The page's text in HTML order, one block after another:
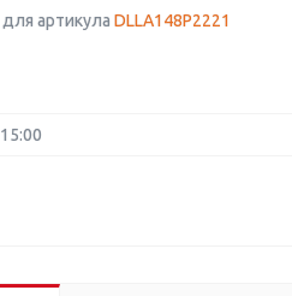
артикула DLLA148P2221